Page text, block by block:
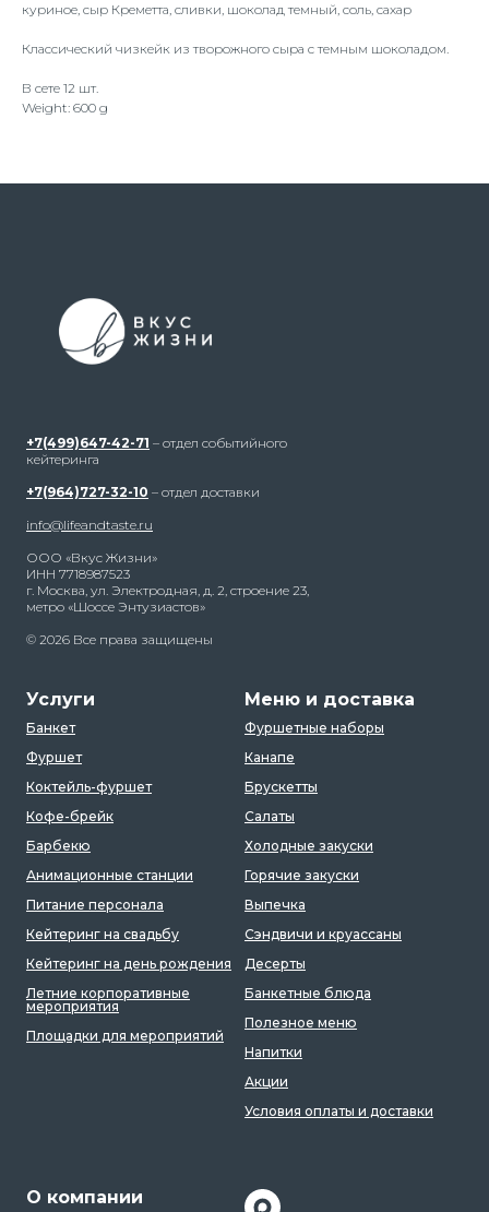
куриное, сыр Креметта, сливки, шоколад темный, соль, сахар
Классический чизкейк из творожного сыра с темным шоколадом.
В сете 12 шт.
Weight: 600 g
+7(499)647-42-71 – отдел событийного
кейтеринга
+7(964)727-32-10 – отдел доставки
info@lifeandtaste.ru
ООО «Вкус Жизни»
ИНН 7718987523
г. Москва, ул. Электродная, д. 2, строение 23,
метро «Шоссе Энтузиастов»
© 2026 Все права защищены
Услуги
Банкет
Фуршет
Коктейль-фуршет
Кофе-брейк
Барбекю
Анимационные станции
Питание персонала
Кейтеринг на свадьбу
Кейтеринг на день рождения
Летние корпоративные
мероприятия
Площадки для мероприятий
Меню и доставка
Фуршетные наборы
Канапе
Брускетты
Салаты
Холодные закуски
Горячие закуски
Выпечка
Сэндвичи и круассаны
Десерты
Банкетные блюда
Полезное меню
Напитки
Акции
Условия оплаты и доставки
О компании